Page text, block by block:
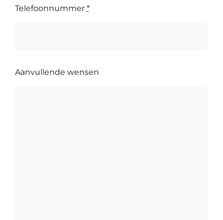
Telefoonnummer *
Aanvullende wensen